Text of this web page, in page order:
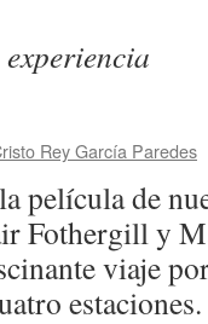
experiencia
Rey García Paredes
película de
Fothergill y
viaje